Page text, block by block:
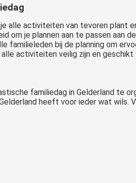
alle activiteiten van tevoren plant
om je plannen aan te passen aan
familieleden bij de planning om
activiteiten veilig zijn en
familiedag in Gelderland te
heeft voor ieder wat wils.